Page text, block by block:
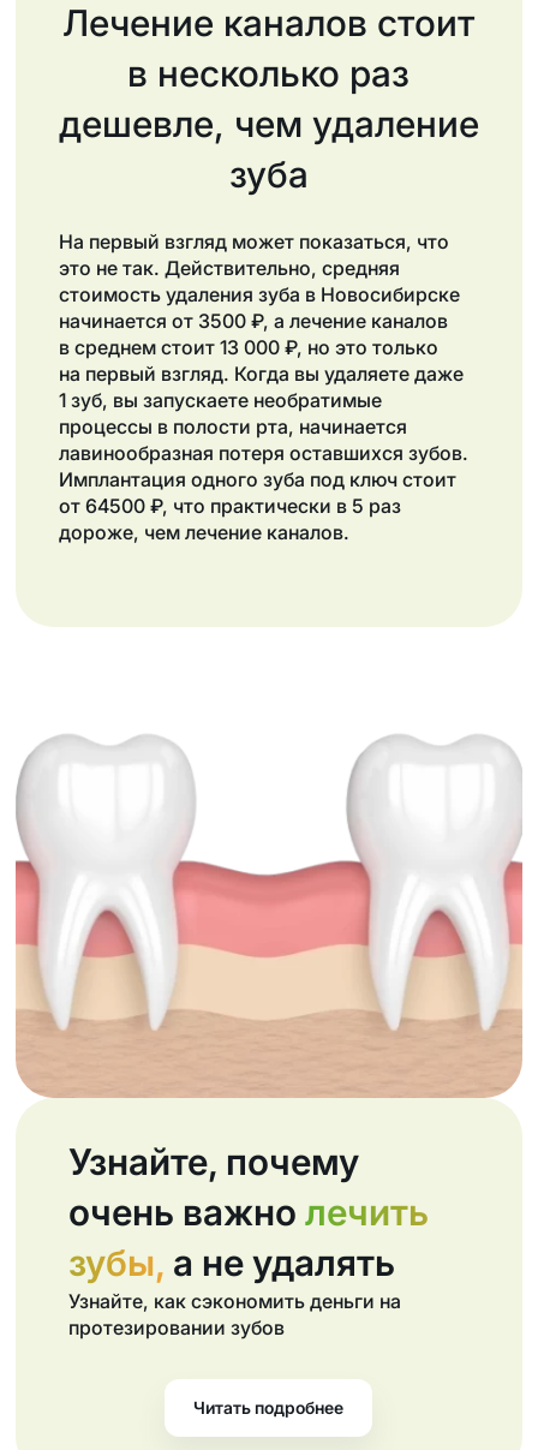
Лечение каналов стоит
в несколько раз
дешевле, чем удаление
зуба
На первый взгляд может показаться, что
это не так. Действительно, средняя
стоимость удаления зуба в Новосибирске
начинается от 3500 ₽, а лечение каналов
в среднем стоит 13 000 ₽, но это только
на первый взгляд. Когда вы удаляете даже
1 зуб, вы запускаете необратимые
процессы в полости рта, начинается
лавинообразная потеря оставшихся зубов.
Имплантация одного зуба под ключ стоит
от 64500 ₽, что практически в 5 раз
дороже, чем лечение каналов.
Узнайте, почему
очень важнолечить
зубы, а не удалять
Узнайте, как сэкономить деньги на
протезировании зубов
Читать подробнее